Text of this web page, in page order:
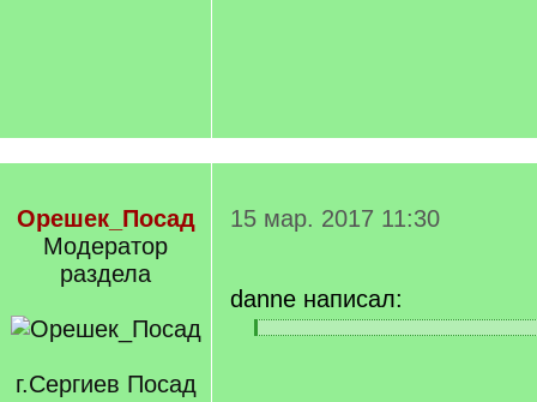
Орешек_Посад
Модератор
раздела
г.Сергиев Посад
15 мар. 2017 11:30
danne написал:
[[